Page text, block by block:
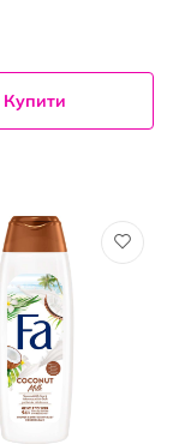
Купити